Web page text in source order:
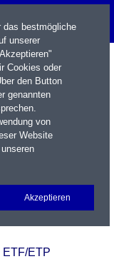
Login
ETF/ETP
das bestmögliche
unserer
Cookies oder
den Button
genannten
von
Website
Akzeptieren